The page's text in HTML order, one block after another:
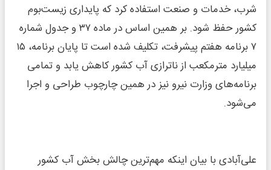
شرب، خدمات و صنعت استفاده کرد که پایداری زیست‌بوم
کشور حفظ شود. بر همین اساس در ماده ۳۷ و جدول شماره
۷ برنامه هفتم پیشرفت، تکلیف شده است تا پایان برنامه، ۱۵
میلیارد مترمکعب از ناترازی آب کشور کاهش یابد و تمامی
برنامه‌های وزارت نیرو نیز در همین چارچوب طراحی و اجرا
می‌شود.
علی‌آبادی با بیان اینکه مهم‌ترین چالش بخش آب کشور